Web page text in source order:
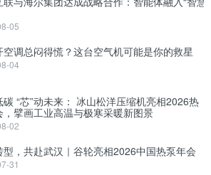
05
空调总闷得慌？这台空气机可能是你的救星
04
碳 “芯”动未来： 冰山松洋压缩机亮相2026热
，擘画工业高温与极寒采暖新图景
02
型，共赴武汉｜谷轮亮相2026中国热泵年会
31